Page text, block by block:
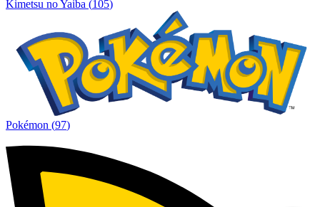
Kimetsu no Yaiba (105)
Pokémon (97)